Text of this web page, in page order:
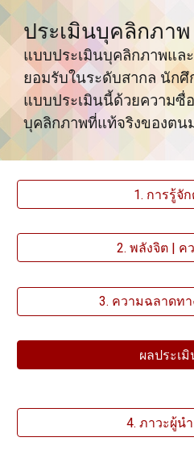
ประเมินบุคลิกภา
แบบประเมินบุคลิกภาพแล
ยอมรับในระดับสากล นักศึ
แบบประเมินนี้ด้วยความซื่
บุคลิกภาพที่แท้จริงของตน
1. การรู้จั
2. พลังจิต | ค
3. ความฉลาดท
ผลประเมิ
4. ภาวะผู้น